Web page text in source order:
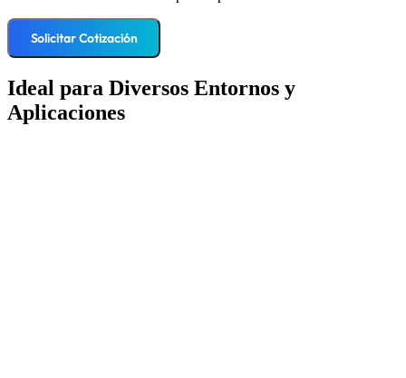
Solicitar Cotización
Ideal para Diversos Entornos y
Aplicaciones